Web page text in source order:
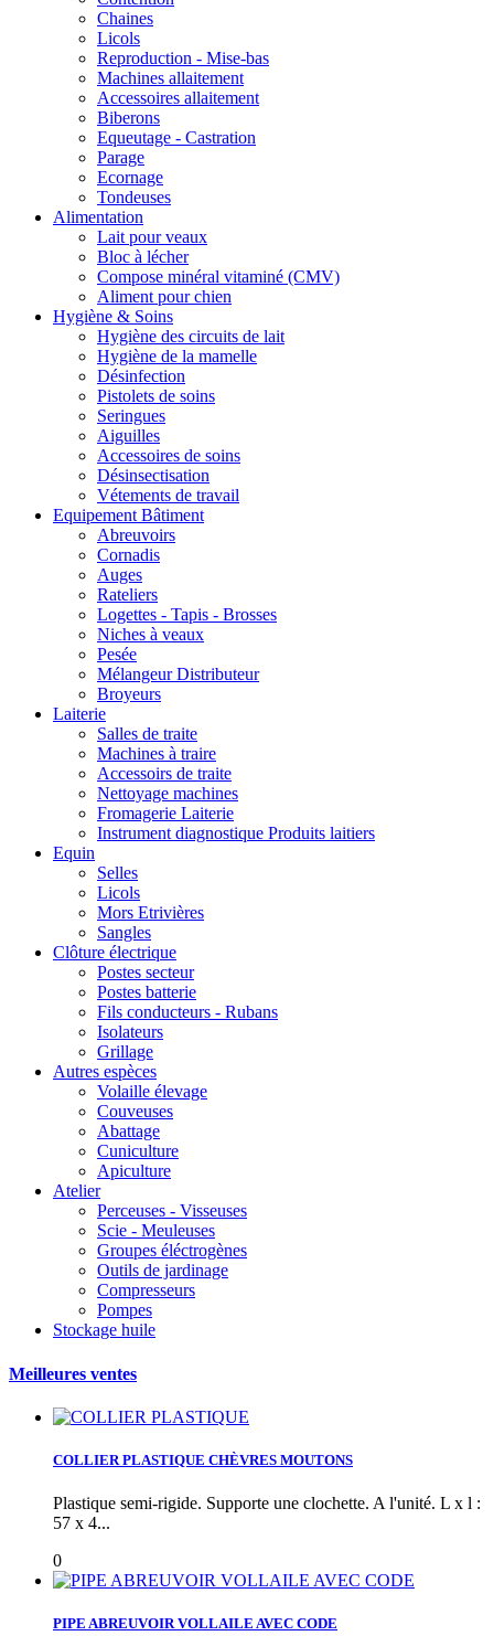
Chaines
Licols
Reproduction - Mise-bas
Machines allaitement
Accessoires allaitement
Biberons
Equeutage - Castration
Parage
Ecornage
Tondeuses
Alimentation
Lait pour veaux
Bloc à lécher
Compose minéral vitaminé (CMV)
Aliment pour chien
Hygiène & Soins
Hygiène des circuits de lait
Hygiène de la mamelle
Désinfection
Pistolets de soins
Seringues
Aiguilles
Accessoires de soins
Désinsectisation
Vétements de travail
Equipement Bâtiment
Abreuvoirs
Cornadis
Auges
Rateliers
Logettes - Tapis - Brosses
Niches à veaux
Pesée
Mélangeur Distributeur
Broyeurs
Laiterie
Salles de traite
Machines à traire
Accessoirs de traite
Nettoyage machines
Fromagerie Laiterie
Instrument diagnostique Produits laitiers
Equin
Selles
Licols
Mors Etrivières
Sangles
Clôture électrique
Postes secteur
Postes batterie
Fils conducteurs - Rubans
Isolateurs
Grillage
Autres espèces
Volaille élevage
Couveuses
Abattage
Cuniculture
Apiculture
Atelier
Perceuses - Visseuses
Scie - Meuleuses
Groupes éléctrogènes
Outils de jardinage
Compresseurs
Pompes
Stockage huile
Meilleures ventes
COLLIER PLASTIQUE CHÈVRES MOUTONS
Plastique semi-rigide. Supporte une clochette. A l'unité. L x l :
57 x 4...
0
PIPE ABREUVOIR VOLLAILE AVEC CODE